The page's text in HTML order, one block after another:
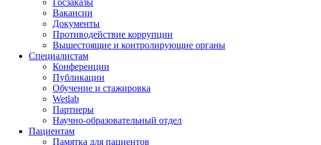
Госзаказы
Вакансии
Документы
Противодействие коррупции
Вышестоящие и контролирующие органы
Специалистам
Конференции
Публикации
Обучение и стажировка
Wetlab
Партнеры
Научно-образовательный отдел
Пациентам
Памятка для пациентов